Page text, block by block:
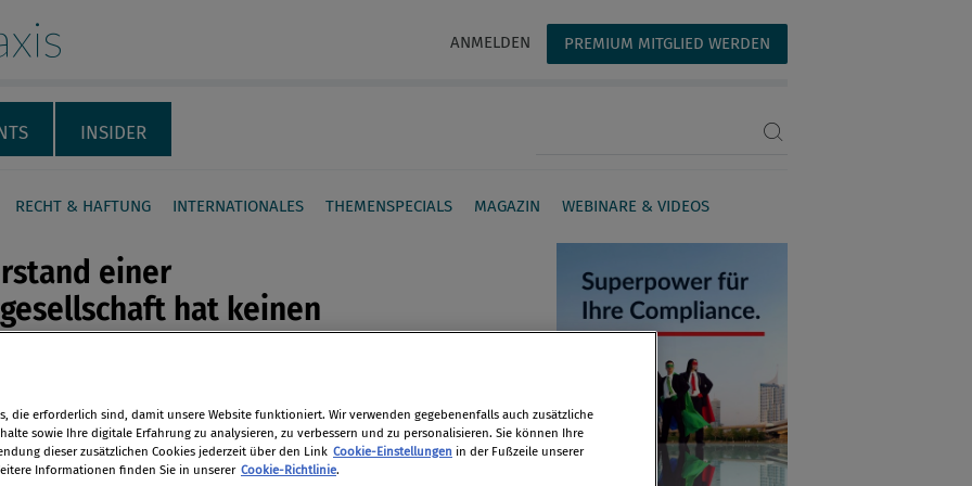
ANMELDEN PREMIUM MITGLIED WERDEN
INSIDER
RECHT & HAFTUNG INTERNATIONALES THEMENSPECIALS MAGAZIN WEBINARE & VIDEOS
einer
hat keinen
auf Insolvenzentgelt
im Insolvenzfall fallen
Tätigkeiten sowie
die erforderlich sind, damit unsere Website funktioniert. Wir verwenden gegebenenfalls auch zusätzliche
sowie Ihre digitale Erfahrung zu analysieren, zu verbessern und zu personalisieren. Sie können Ihre
dieser zusätzlichen Cookies jederzeit über den Link Cookie-Einstellungen in der Fußzeile unserer
Informationen finden Sie in unserer Cookie-Richtlinie.